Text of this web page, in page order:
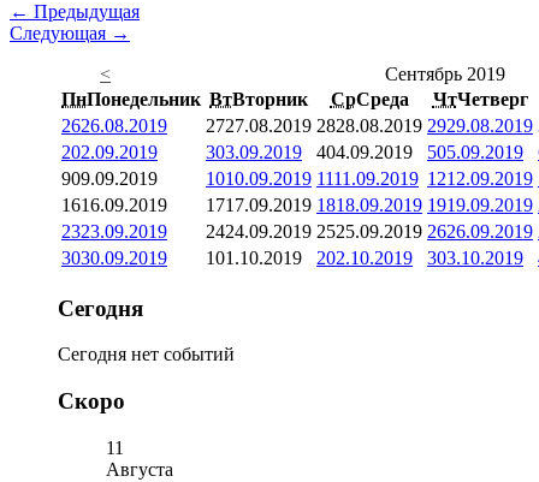
← Предыдущая
Следующая →
<
Сентябрь 2019
ПнПонедельник ВтВторник СрСреда ЧтЧетверг
2626.08.2019 2727.08.2019 2828.08.2019 2929.08.2019
202.09.2019 303.09.2019 404.09.2019 505.09.2019
909.09.2019 1010.09.2019 1111.09.2019 1212.09.2019
1616.09.2019 1717.09.2019 1818.09.2019 1919.09.2019
2323.09.2019 2424.09.2019 2525.09.2019 2626.09.2019
3030.09.2019 101.10.2019 202.10.2019 303.10.2019
Сегодня
Сегодня нет событий
Скоро
11
Августа